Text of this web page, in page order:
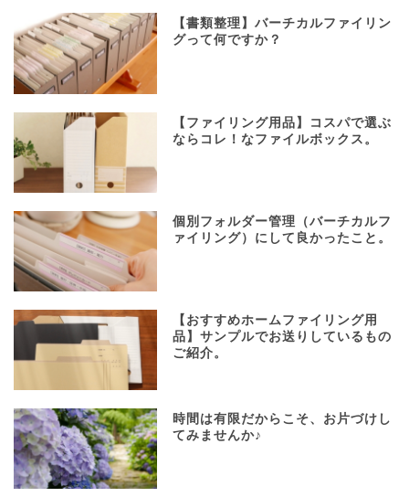
【書類整理】バーチカルファイリン
グって何ですか？
【ファイリング用品】コスパで選ぶ
ならコレ！なファイルボックス。
個別フォルダー管理（バーチカルフ
ァイリング）にして良かったこと。
【おすすめホームファイリング用
品】サンプルでお送りしているもの
ご紹介。
時間は有限だからこそ、お片づけし
てみませんか♪